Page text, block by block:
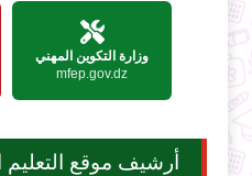
وزارة التكوين المهني
mfep.gov.dz
أرشيف موقع التعليم